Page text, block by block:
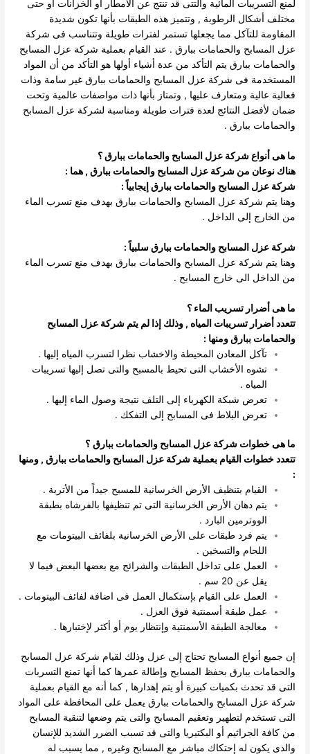
لمنع التسريبات المائية والتتى قد تنتج عن الأمطار أو الخزانات أو حتى
مختلف أشكال الرطوبة , وتتميز هذه الطبقات بأنها تكون شديدة
المقاومة للتآكل مما يجعلها تستمر لفترات طويلة وتتناسب فى شركة
عزل المسابح والحمامات ببارق . عند القيام بعملية شركة عزل المسابح
والحمامات ببارق يتم التأكد من عدة أشياء أولها هو التأكد من أن المواد
المستخدمة فى شركة عزل المسابح والحمامات ببارق غير سامة وذات
فعالية عالية ومتعارف عليها , وتمتاز بأنها ذات مواصفات عالمية وتحت
ضمان لأفضل النتائج لعدة فترات طويلة ومناسبة لشركة عزل المسابح
والحمامات ببارق .
ما هى أنواع شركة عزل المسابح والحمامات ببارق ؟
هناك نوعان من شركة عزل المسابح والحمامات ببارق , هما :
شركة عزل المسابح والحمامات ببارق إيجابياً :
وهنا يتم شركة عزل المسابح والحمامات ببارق بهدف منع تسرب الماء
من الخارج إلى الداخل .
شركة عزل المسابح والحمامات ببارق سلبياً :
وهنا يتم شركة عزل المسابح والحمامات ببارق بهدف منع تسرب الماء
من الداخل الى خارج المسابح .
ما هى أضرار تسريب الماء ؟
تتعدد أضرار تسريبات المياه , وذلك إذا لم يتم شركة عزل المسابح
والحمامات ببارق ومنها :
تآكل المعادن المحيطة والاخشاب نظرا لتسرب المياه إليها .
تشوه الأخشاب التى تحيط بالمسبح والتى تصل إليها تسريبات
المياه .
تعرض شبكة الكهرباء إلى التلف نتيجة وصول الماء إليها .
تعرض البلاط فى المسابح إلى التفكك .
ما هى خطوات شركة عزل المسابح والحمامات ببارق ؟
تتعدد خطوات القيام بعملية شركة عزل المسابح والحمامات ببارق , ومنها
:
القيام بتنظيف الأرض الخرسانية للمسبح جيداً من الأتربة .
يتم دهان الأرض الخرسانية التى تم تنظيفها بالفرشاه بطبقة
الووترمين البارد .
يتم فرد طبقات على الأرض الخرسانية بلفائف البيتومات مع
اللحام والتسخين .
العمل على تداخل الطبقات والشرائح مع بعضها البعض فيما لا
يقل عن 20 سم .
العمل على القيام بإستكمال العمل فى اضافة لفائف البيتومات .
عمل طبقة أسمنتية فوق العزل .
معالجة الطبقة الأسمنتية وإنتظار يوم أو أكثر لإختبارها .
إن جميع أنواع المسابح تحتاج إلى عزل وذلك لقيام شركة عزل المسابح
والحمامات ببارق بحفظ المسابح وإطالة عمرها كما أنها تمنع التسربات
التى قد تحدث بكميات كبيرة أو يتم إهدارها , كما أنه مع القيام بعملية
شركة عزل المسابح والحمامات ببارق يعمل على المحافظة على المواد
التى تستخدم لتطهير وتعقيم المسابح والتى يتم وضعها لتنقية المسابح
من كافة الجراثيم أو البكتيريا والتى قد تسبب الضرر الشديد للإنسان
والذى يكون له إحتكاك مباشر مع المسابح وغيره , مما يسبب له